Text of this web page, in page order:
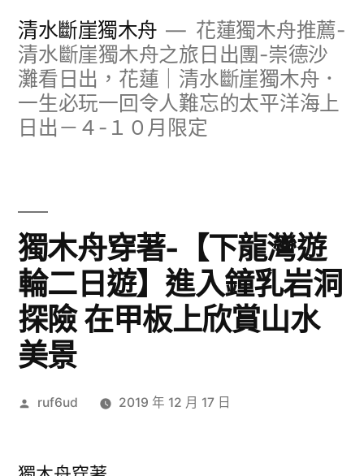
清水斷崖獨木舟
花蓮獨木舟推薦-
清水斷崖獨木舟之旅日出團-崇德沙
灘看日出，花蓮｜清水斷崖獨木舟．
一生必玩一回令人難忘的太平洋海上
日出－４-１０月限定
獨木舟穿著-【下龍灣遊
輪二日遊】進入鐘乳岩洞
探險 在甲板上欣賞山水
美景
作
ruf6ud 2019 年 12 月 17 日